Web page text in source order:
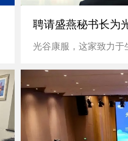
聘请盛燕秘书长为